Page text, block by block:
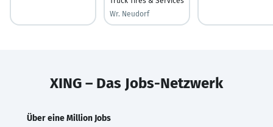
Wr. Neudorf
XING – Das Jobs-Netzwerk
Über eine Million Jobs